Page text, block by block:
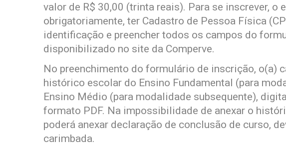
valor de R$ 30,00 (trinta reais). Para se inscrever, o
obrigatoriamente, ter Cadastro de Pessoa Física
identificação e preencher todos os campos do
disponibilizado no site da Comperve.
No preenchimento do formulário de inscrição, o(a)
histórico escolar do Ensino Fundamental (para
Ensino Médio (para modalidade subsequente),
formato PDF. Na impossibilidade de anexar o
poderá anexar declaração de conclusão de curso,
carimbada.